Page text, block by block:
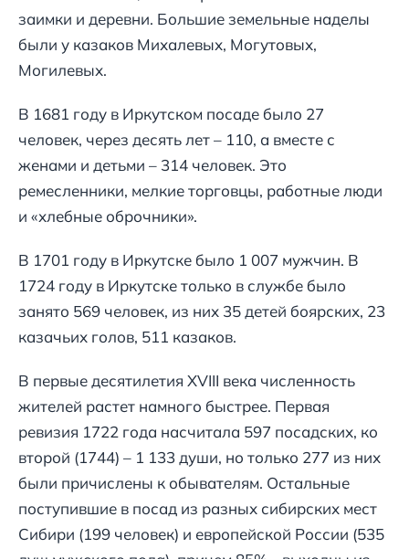
заимки и деревни. Большие земельные наделы
были у казаков Михалевых, Могутовых,
Могилевых.
В 1681 году в Иркутском посаде было 27
человек, через десять лет – 110, а вместе с
женами и детьми – 314 человек. Это
ремесленники, мелкие торговцы, работные люди
и «хлебные оброчники».
В 1701 году в Иркутске было 1 007 мужчин. В
1724 году в Иркутске только в службе было
занято 569 человек, из них 35 детей боярских, 23
казачьих голов, 511 казаков.
В первые десятилетия XVIII века численность
жителей растет намного быстрее. Первая
ревизия 1722 года насчитала 597 посадских, ко
второй (1744) – 1 133 души, но только 277 из них
были причислены к обывателям. Остальные
поступившие в посад из разных сибирских мест
Сибири (199 человек) и европейской России (535